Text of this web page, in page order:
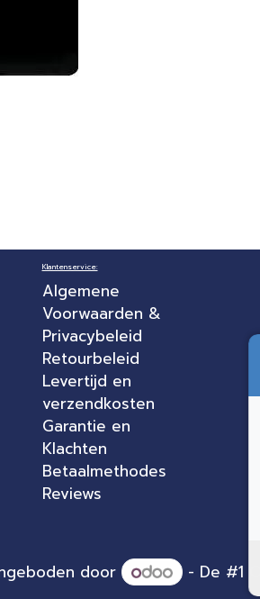
Klantenservice:
Algemene
Voorwaarden &
Privacybeleid
Retourbeleid
Levertijd en
verzendkosten
Garantie en
Klachten
Betaalmethodes
Reviews
door - De #1